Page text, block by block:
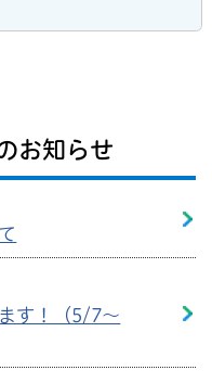
お知らせ
す！（5/7～